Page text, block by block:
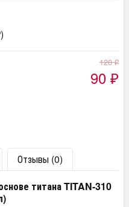
)
120₽
90 ₽
Отзывы (0)
титана TITAN-310